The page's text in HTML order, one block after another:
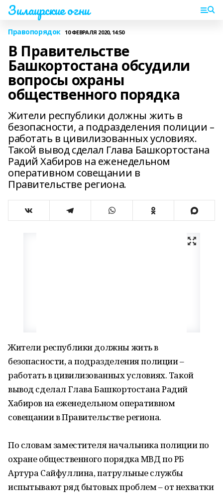
Зилаирские огни
Правопорядок 10 ФЕВРАЛЯ 2020, 14:50
В Правительстве
Башкортостана обсудили
вопросы охраны
общественного порядка
Жители республики должны жить в
безопасности, а подразделения полиции –
работать в цивилизованных условиях.
Такой вывод сделал Глава Башкортостана
Радий Хабиров на еженедельном
оперативном совещании в
Правительстве региона.
Жители республики должны жить в
безопасности, а подразделения полиции –
работать в цивилизованных условиях. Такой
вывод сделал Глава Башкортостана Радий
Хабиров на еженедельном оперативном
совещании в Правительстве региона.
По словам заместителя начальника полиции по
охране общественного порядка МВД по РБ
Артура Сайфуллина, патрульные службы
испытывают ряд бытовых проблем – от нехватки